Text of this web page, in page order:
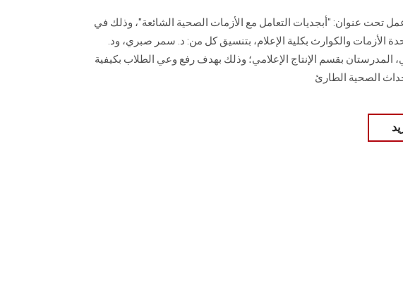
تحت عنوان: "أبجديات التعامل مع الأزمات الصحية الشائعة"، وذلك في
الأزمات والكوارث بكلية الإعلام، بتنسيق كل من: د. سمر صبري، ود.
المدرستان بقسم الإنتاج الإعلامي؛ وذلك بهدف رفع وعي الطلاب بكيفية
الصحية الطارئ